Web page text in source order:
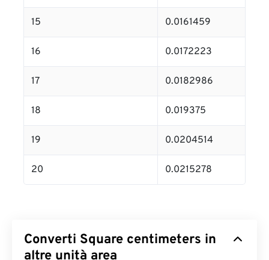
15 0.0161459
16 0.0172223
17 0.0182986
18 0.019375
19 0.0204514
20 0.0215278
Converti Square centimeters in
altre unità area